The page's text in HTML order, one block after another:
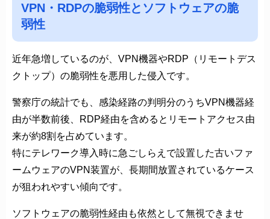
VPN・RDPの脆弱性とソフトウェアの脆
弱性
近年急増しているのが、VPN機器やRDP（リモートデス
クトップ）の脆弱性を悪用した侵入です。
警察庁の統計でも、感染経路の判明分のうちVPN機器経
由が半数前後、RDP経由を含めるとリモートアクセス由
来が約8割を占めています。
特にテレワーク導入時に急ごしらえで設置した古いファ
ームウェアのVPN装置が、長期間放置されているケース
が狙われやすい傾向です。
ソフトウェアの脆弱性経由も依然として無視できませ